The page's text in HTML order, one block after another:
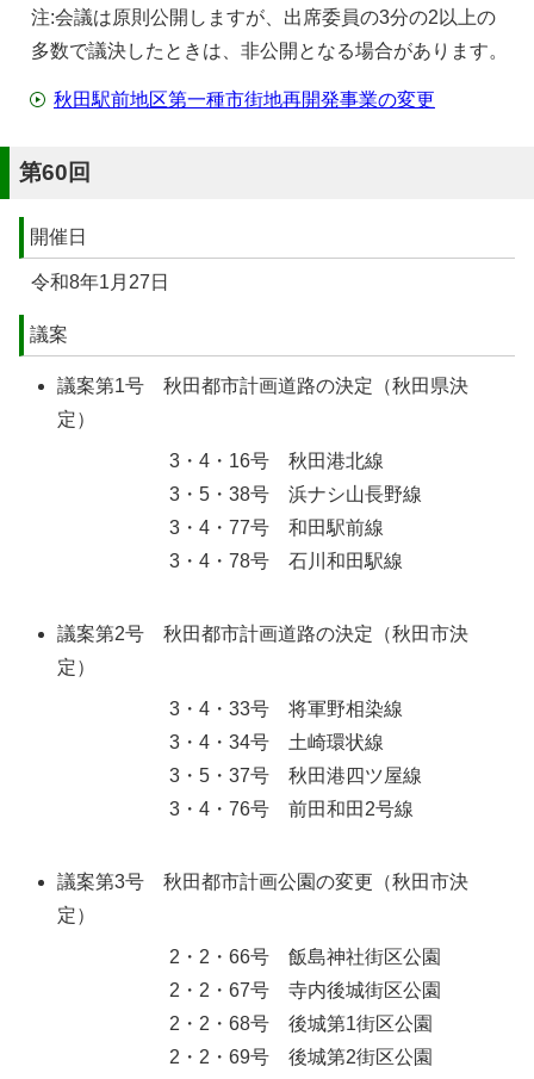
注:会議は原則公開しますが、出席委員の3分の2以上の
多数で議決したときは、非公開となる場合があります。
秋田駅前地区第一種市街地再開発事業の変更
第60回
開催日
令和8年1月27日
議案
議案第1号 秋田都市計画道路の決定（秋田県決
定）
3・4・16号 秋田港北線
3・5・38号 浜ナシ山長野線
3・4・77号 和田駅前線
3・4・78号 石川和田駅線
議案第2号 秋田都市計画道路の決定（秋田市決
定）
3・4・33号 将軍野相染線
3・4・34号 土崎環状線
3・5・37号 秋田港四ツ屋線
3・4・76号 前田和田2号線
議案第3号 秋田都市計画公園の変更（秋田市決
定）
2・2・66号 飯島神社街区公園
2・2・67号 寺内後城街区公園
2・2・68号 後城第1街区公園
2・2・69号 後城第2街区公園